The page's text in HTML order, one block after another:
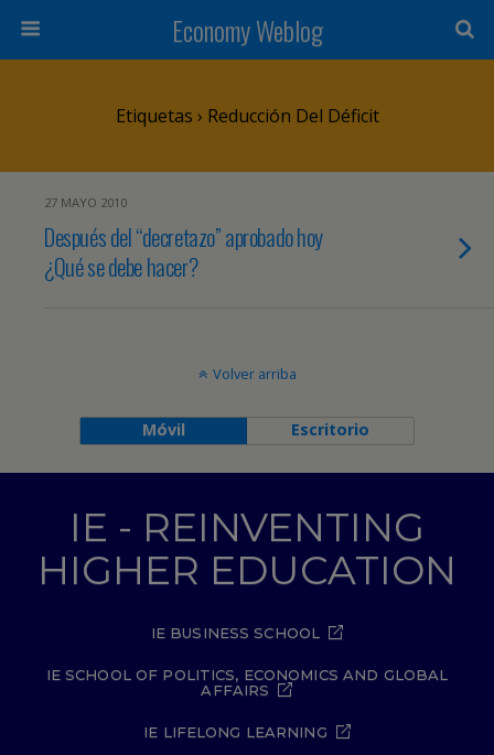
Economy Weblog
Etiquetas › Reducción Del Déficit
27 MAYO 2010
Después del “decretazo” aprobado hoy
¿Qué se debe hacer?
Volver arriba
Móvil Escritorio
IE - REINVENTING
HIGHER EDUCATION
IE BUSINESS SCHOOL
IE SCHOOL OF POLITICS, ECONOMICS AND GLOBAL
AFFAIRS
IE LIFELONG LEARNING